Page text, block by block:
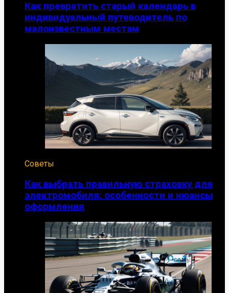
Как превратить старый календарь в
индивидуальный путеводитель по
малоизвестным местам
Советы
Как выбрать правильную страховку для
электромобиля: особенности и нюансы
оформления